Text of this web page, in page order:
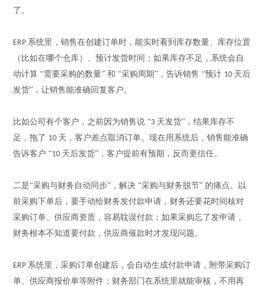
了。
ERP 系统里，销售在创建订单时，能实时看到库存数量、库存位置
（比如在哪个仓库）、预计发货时间；如果库存不足，系统会自
动计算 “需要采购的数量” 和 “采购周期”，告诉销售 “预计 10 天后
发货”，让销售能准确 回复客户。
比如公司有个客户，之前因为销售说 “3 天发货”，结果库存不
足，拖了 10 天，客户差点取消订单。现在用系统后，销售能准确
告诉客户 “10 天后发货”，客户提前有预期，反而更信任。
二是“采购与财务自动同步”，解决 “采购与财务脱节” 的痛点。以
前采购下单后，要手动给财务发付款申请，财务还要花时间核对
采购订单、供应商资质，容易耽误付款；如果采购忘了发申请，
财务根本不知道要付款，供应商催款时才发现问题。
ERP 系统里，采购订单创建后，会自动生成付款申请，附带采购订
单、供应商报价单等附件；财务部门在系统里就能审核，不用再